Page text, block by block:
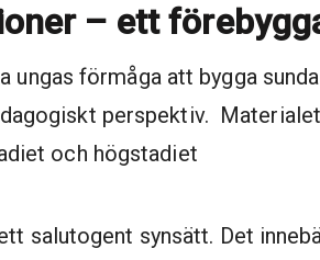
– ett
förmåga att bygga
perspektiv.
och högstadiet
salutogent synsätt. Det